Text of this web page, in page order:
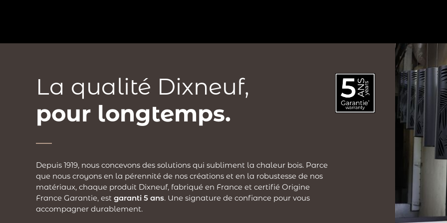
La qualité Dixneuf,
pour longtemps.
Depuis 1919, nous concevons des solutions qui subliment la chaleur bois. Parce
que nous croyons en la pérennité de nos créations et en la robustesse de nos
matériaux, chaque produit Dixneuf, fabriqué en France et certifié Origine
France Garantie, est garanti 5 ans. Une signature de confiance pour vous
accompagner durablement.